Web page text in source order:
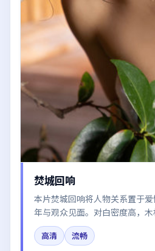
焚城回响
本片焚城回响将人物关系置于
年与观众见面。对白密度高，
菲、王凯的台词节奏值得关注
冷色调摄影。
高清
流畅